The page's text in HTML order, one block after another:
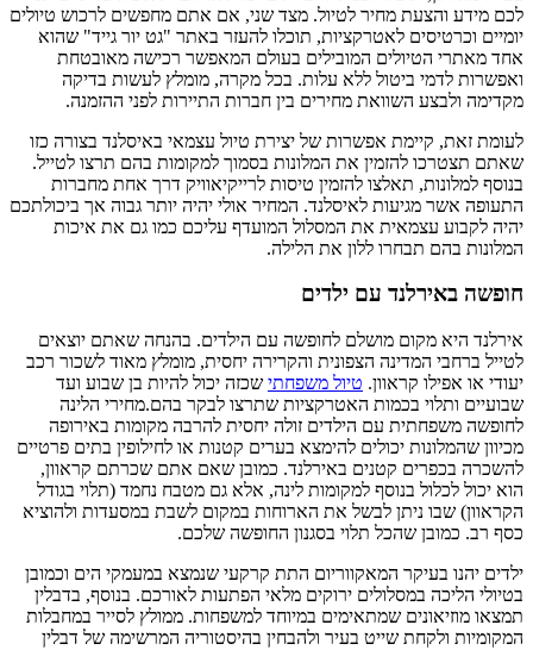
לכם מידע והצעת מחיר לטיול. מצד שני, אם אתם מחפשים לרכוש טיולים
יומיים וכרטיסים לאטרקציות, תוכלו להעזר באתר "גט יור גייד" שהוא
אחד מאתרי הטיולים המובילים בעולם המאפשר רכישה מאובטחת
ואפשרות לדמי ביטול ללא עלות. בכל מקרה, מומלץ לעשות בדיקה
מקדימה ולבצע השוואת מחירים בין חברות התיירות לפני ההזמנה.
לעומת זאת, קיימת אפשרות של יצירת טיול עצמאי באיסלנד בצורה כזו
שאתם תצטרכו להזמין את המלונות בסמוך למקומות בהם תרצו לטייל.
בנוסף למלונות, תאלצו להזמין טיסות לרייקיאוויק דרך אחת מחברות
התעופה אשר מגיעות לאיסלנד. המחיר אולי יהיה יותר גבוה אך ביכולתכם
יהיה לקבוע עצמאית את המסלול המועדף עליכם כמו גם את איכות
המלונות בהם תבחרו ללון את הלילה.
חופשה באירלנד עם ילדים
אירלנד היא מקום מושלם לחופשה עם הילדים. בהנחה שאתם יוצאים
לטייל ברחבי המדינה הצפונית והקרירה יחסית, מומלץ מאוד לשכור רכב
יעודי או אפילו קראוון. טיול משפחתי שכזה יכול להיות בן שבוע ועד
שבועיים ותלוי בכמות האטרקציות שתרצו לבקר בהם.מחירי הלינה
לחופשה משפחתית עם הילדים זולה יחסית להרבה מקומות באירופה
מכיוון שהמלונות יכולים להימצא בערים קטנות או לחילופין בתים פרטיים
להשכרה בכפרים קטנים באירלנד. כמובן שאם אתם שכרתם קראוון,
הוא יכול לכלול בנוסף למקומות לינה, אלא גם מטבח נחמד (תלוי בגודל
הקראוון) שבו ניתן לבשל את הארוחות במקום לשבת במסעדות ולהוציא
כסף רב. כמובן שהכל תלוי בסגנון החופשה שלכם.
ילדים יהנו בעיקר המאקווריום התת קרקעי שנמצא במעמקי הים וכמובן
בטיולי הליכה במסלולים ירוקים מלאי הפתעות לאורכם. בנוסף, בדבלין
תמצאו מוזיאונים שמתאימים במיוחד למשפחות. ממולץ לסייר במחבלות
המקומיות ולקחת שייט בעיר ולהבחין בהיסטוריה המרשימה של דבלין